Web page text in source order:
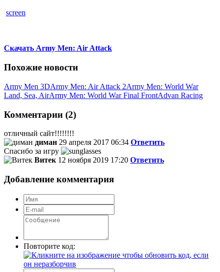
screen
Скачать Army Men: Air Attack
Похожие новости
Army Men 3DArmy Men: Air Attack 2Army Men: World War
Land, Sea, AirArmy Men: World War Final FrontAdvan Racing
Комментарии (2)
отличный сайт!!!!!!!!
диман 29 апреля 2017 06:34 Ответить
Спасибо за игру
Витек 12 ноября 2019 17:20 Ответить
Добавление комментария
Повторите код: